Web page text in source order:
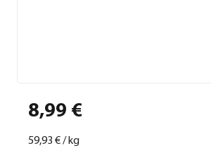
8,99 €
59,93 €/ kg